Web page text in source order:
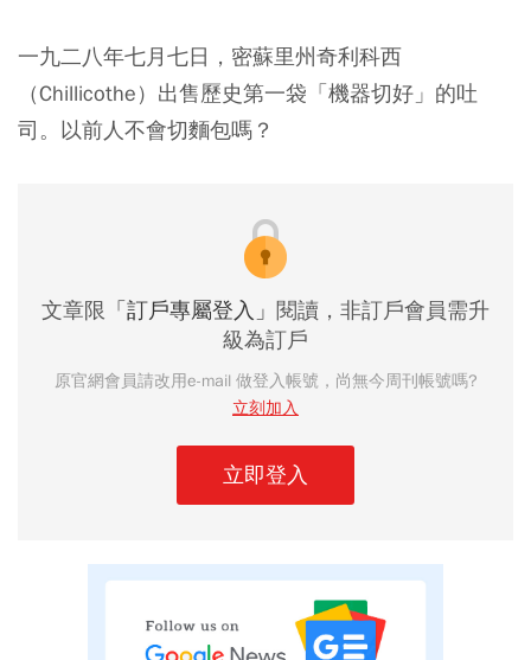
一九二八年七月七日，密蘇里州奇利科西
（Chillicothe）出售歷史第一袋「機器切好」的吐
司。以前人不會切麵包嗎？
文章限 「訂戶專屬登入」 閱讀，非訂戶會員需升
級為訂戶
原官網會員請改用e-mail 做登入帳號，尚無今周刊帳號嗎?
立刻加入
立即登入